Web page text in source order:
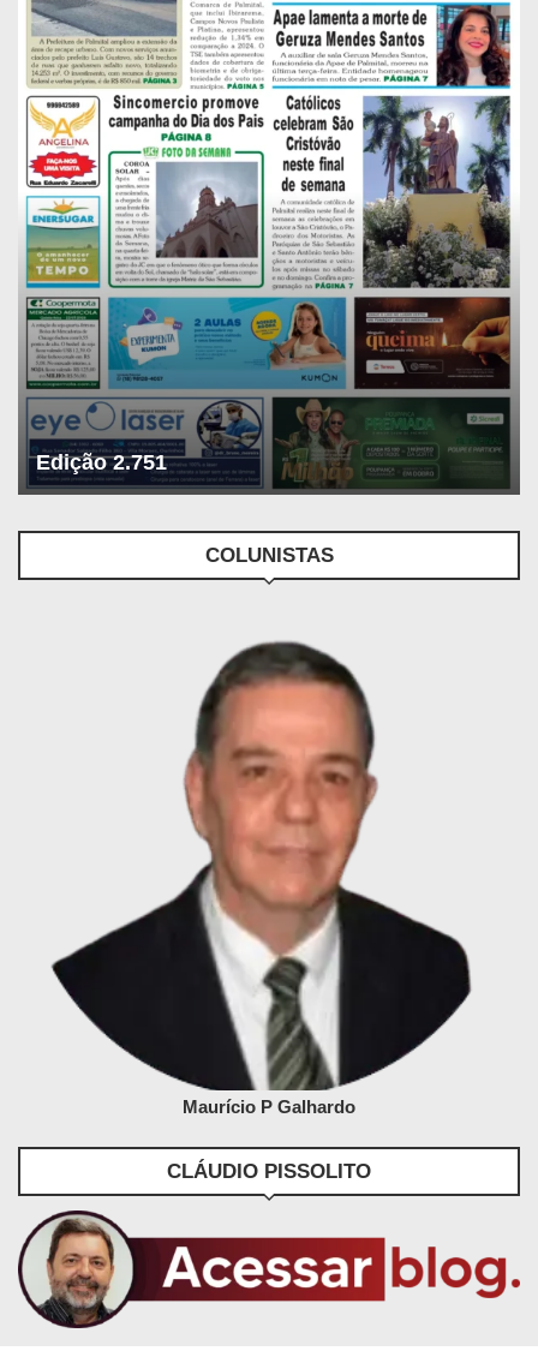
Edição 2.751
COLUNISTAS
Maurício P Galhardo
CLÁUDIO PISSOLITO